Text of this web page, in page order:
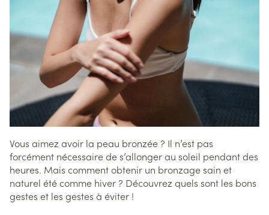
Vous aimez avoir la peau bronzée ? Il n’est pas
forcément nécessaire de s’allonger au soleil pendant des
heures. Mais comment obtenir un bronzage sain et
naturel été comme hiver ? Découvrez quels sont les bons
gestes et les gestes à éviter !